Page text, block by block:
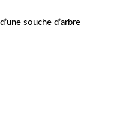
souche d’arbre